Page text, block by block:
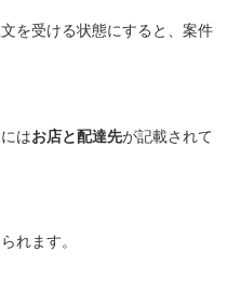
を受ける状態にすると、案件
はお店と配達先が記載されて
れます。